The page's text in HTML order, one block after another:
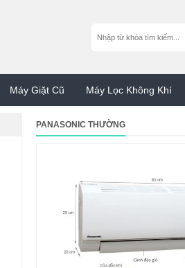
Máy Giặt Cũ Máy Lọc Không Khí
PANASONIC THƯỜNG